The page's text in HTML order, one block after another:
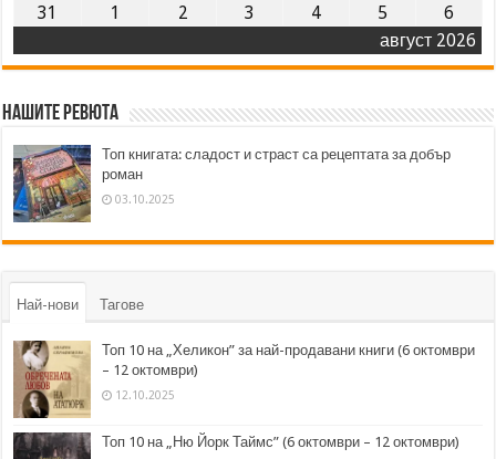
август 2026
31
1 2 3 4 5 6
Нашите ревюта
Топ книгата: сладост и страст са рецептата за добър
роман
03.10.2025
Най-нови Тагове
Топ 10 на „Хеликон” за най-продавани книги (6 октомври
– 12 октомври)
12.10.2025
Топ 10 на „Ню Йорк Таймс” (6 октомври – 12 октомври)